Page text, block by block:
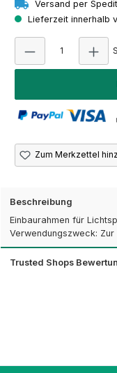
Versand per
Lieferzeit innerhalb
Zum Merkzettel
Beschreibung
Einbaurahmen für
Verwendungszweck:
Trusted Shops